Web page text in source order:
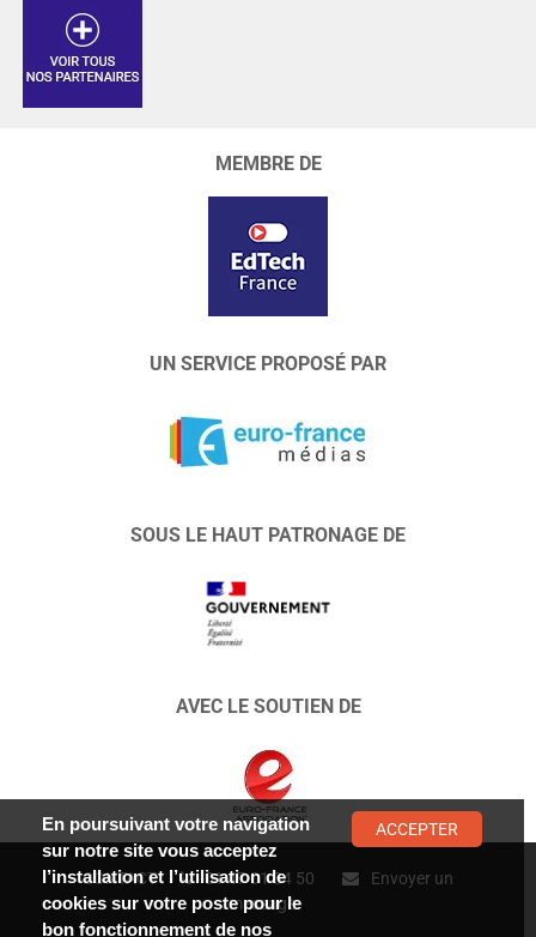
MEMBRE DE
UN SERVICE PROPOSÉ PAR
SOUS LE HAUT PATRONAGE DE
AVEC LE SOUTIEN DE
CONTACT : 01 47 01 34 50
Envoyer un
message
En poursuivant votre navigation
sur notre site vous acceptez
l’installation et l’utilisation de
cookies sur votre poste pour le
bon fonctionnement de nos
ACCEPTER